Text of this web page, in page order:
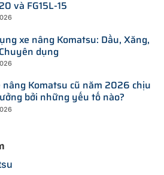
và FG15L-15
xe nâng Komatsu: Dầu, Xăng,
dụng
nâng Komatsu cũ năm 2026 chịu
bởi những yếu tố nào?